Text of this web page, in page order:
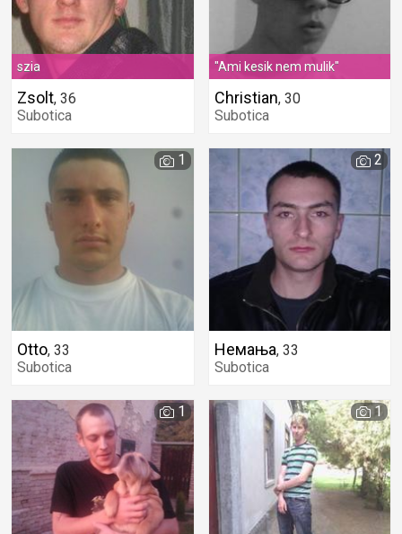
szia
Zsolt, 36
Subotica
"Ami kesik nem mulik"
Christian, 30
Subotica
Otto, 33
Subotica
1
Немања, 33
Subotica
2
1 1